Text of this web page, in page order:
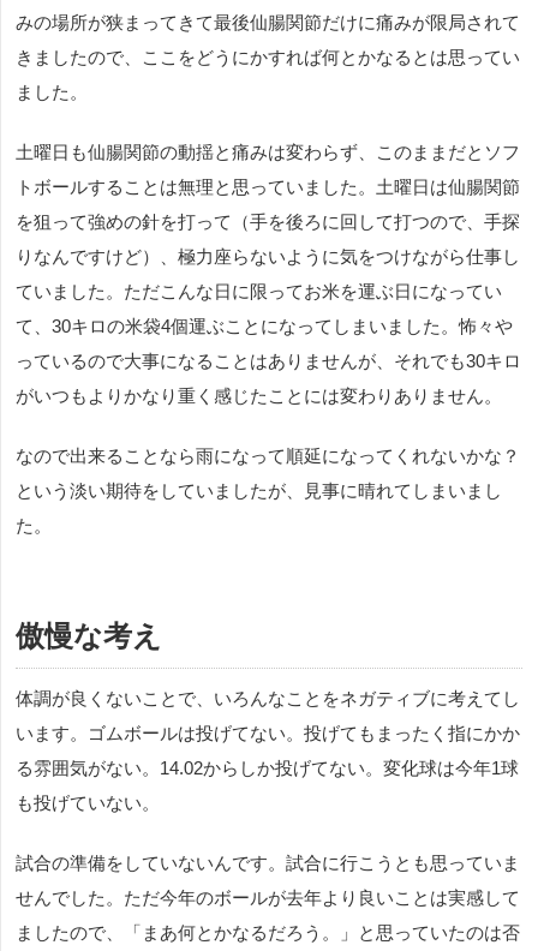
みの場所が狭まってきて最後仙腸関節だけに痛みが限局されて
きましたので、ここをどうにかすれば何とかなるとは思ってい
ました。
土曜日も仙腸関節の動揺と痛みは変わらず、このままだとソフ
トボールすることは無理と思っていました。土曜日は仙腸関節
を狙って強めの針を打って（手を後ろに回して打つので、手探
りなんですけど）、極力座らないように気をつけながら仕事し
ていました。ただこんな日に限ってお米を運ぶ日になってい
て、30キロの米袋4個運ぶことになってしまいました。怖々や
っているので大事になることはありませんが、それでも30キロ
がいつもよりかなり重く感じたことには変わりありません。
なので出来ることなら雨になって順延になってくれないかな？
という淡い期待をしていましたが、見事に晴れてしまいまし
た。
傲慢な考え
体調が良くないことで、いろんなことをネガティブに考えてし
います。ゴムボールは投げてない。投げてもまったく指にかか
る雰囲気がない。14.02からしか投げてない。変化球は今年1球
も投げていない。
試合の準備をしていないんです。試合に行こうとも思っていま
せんでした。ただ今年のボールが去年より良いことは実感して
ましたので、「まあ何とかなるだろう。」と思っていたのは否